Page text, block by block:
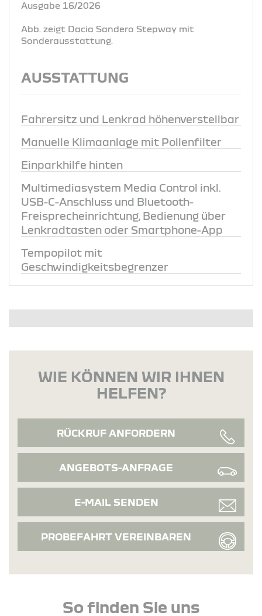
Ausgabe 16/2026
Abb. zeigt Dacia Sandero Stepway mit
Sonderausstattung.
AUSSTATTUNG
Fahrersitz und Lenkrad höhenverstellbar
Manuelle Klimaanlage mit Pollenfilter
Einparkhilfe hinten
Multimediasystem Media Control inkl.
USB-C-Anschluss und Bluetooth-
Freisprecheinrichtung, Bedienung über
Lenkradtasten oder Smartphone-App
Tempopilot mit
Geschwindigkeitsbegrenzer
WIE KÖNNEN WIR IHNEN
HELFEN?
RÜCKRUF ANFORDERN
ANGEBOTS-ANFRAGE
E-MAIL SENDEN
PROBEFAHRT VEREINBAREN
So finden Sie uns